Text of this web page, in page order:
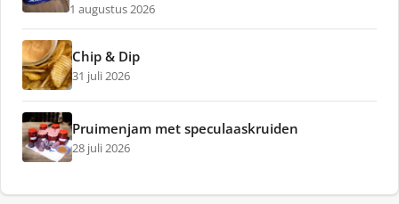
1 augustus 2026
Chip & Dip
31 juli 2026
Pruimenjam met speculaaskruiden
28 juli 2026